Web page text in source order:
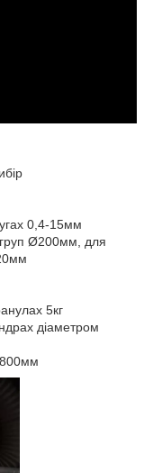
0,4-15мм
груп Ø200мм, для
5кг
діаметром